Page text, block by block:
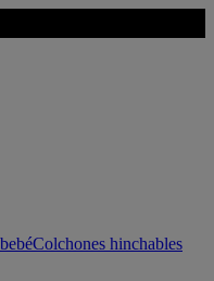
Colchones hinchables